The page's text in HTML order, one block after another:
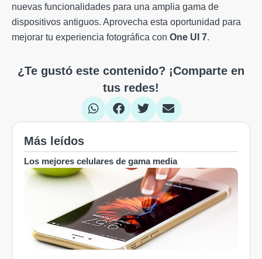
nuevas funcionalidades para una amplia gama de
dispositivos antiguos. Aprovecha esta oportunidad para
mejorar tu experiencia fotográfica con One UI 7.
¿Te gustó este contenido? ¡Comparte en
tus redes!
Más leídos
Los mejores celulares de gama media